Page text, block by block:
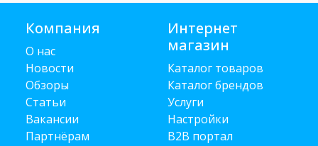
Компания
О нас
Новости
Обзоры
Статьи
Вакансии
Партнёрам
Интернет
магазин
Каталог товаров
Каталог брендов
Услуги
Настройки
B2B портал